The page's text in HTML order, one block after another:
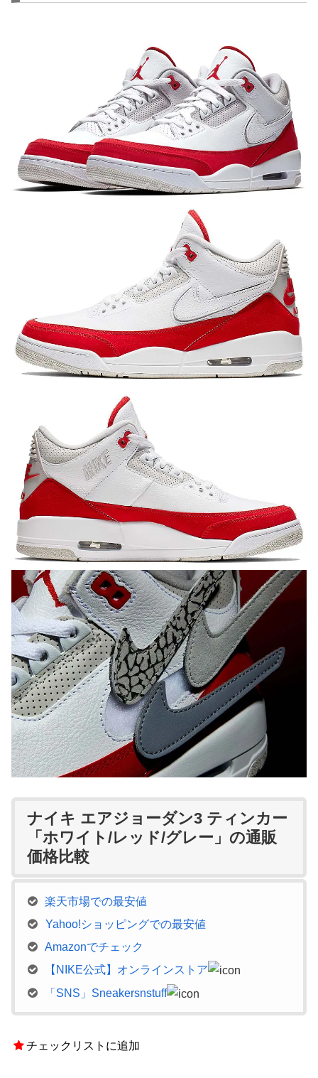
ナイキ エアジョーダン3 ティンカー
「ホワイト/レッド/グレー」の通販
価格比較
楽天市場での最安値
Yahoo!ショッピングでの最安値
Amazonでチェック
【NIKE公式】オンラインストア
「SNS」Sneakersnstuff
チェックリストに追加